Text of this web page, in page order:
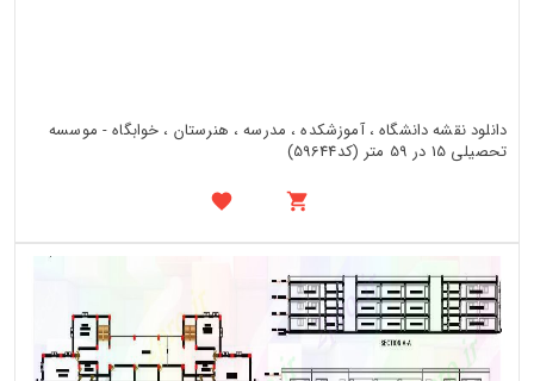
دانلود نقشه دانشگاه ، آموزشکده ، مدرسه ، هنرستان ، خوابگاه - موسسه
تحصیلی 15 در 59 متر (کد59644)